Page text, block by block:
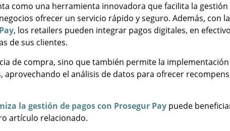
como una herramienta innovadora que facilita la gestión
ofrecer un servicio rápido y seguro. Además, con la
, los retailers pueden integrar pagos digitales, en
de sus clientes.
de compra, sino que también permite la
el análisis de datos para ofrecer
la gestión de pagos con Prosegur Pay puede
artículo relacionado.